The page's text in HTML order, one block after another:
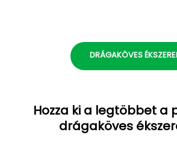
DRÁGAKÖVES
Hozza ki a legtöbbet a
drágaköves